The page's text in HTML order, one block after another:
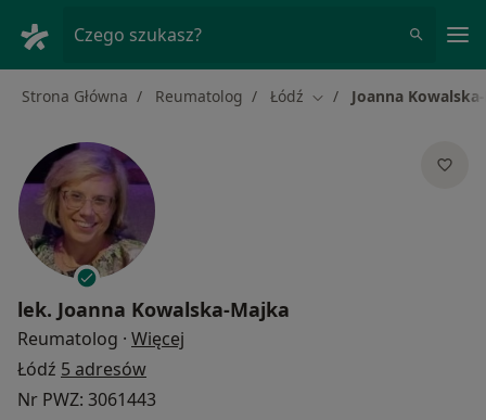
Czego szukasz?
Strona Główna Reumatolog Łódź Zmień miasto
Joanna
lek. Joanna Kowalska-Majka
Reumatolog · Więcej
Łódź 5 adresów
Nr PWZ: 3061443